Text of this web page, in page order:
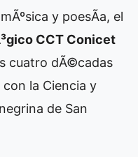
y poesÃ­a, el
CCT Conicet
cuatro dÃ©cadas
la Ciencia y
de San